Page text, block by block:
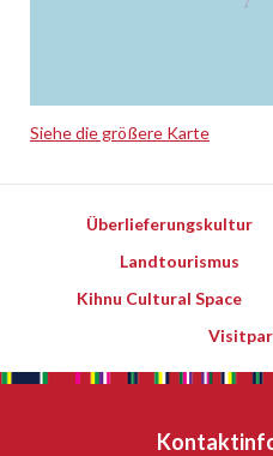
Siehe die größere Karte
Überlieferungskultur
Landtourismus
Kihnu Cultural Space